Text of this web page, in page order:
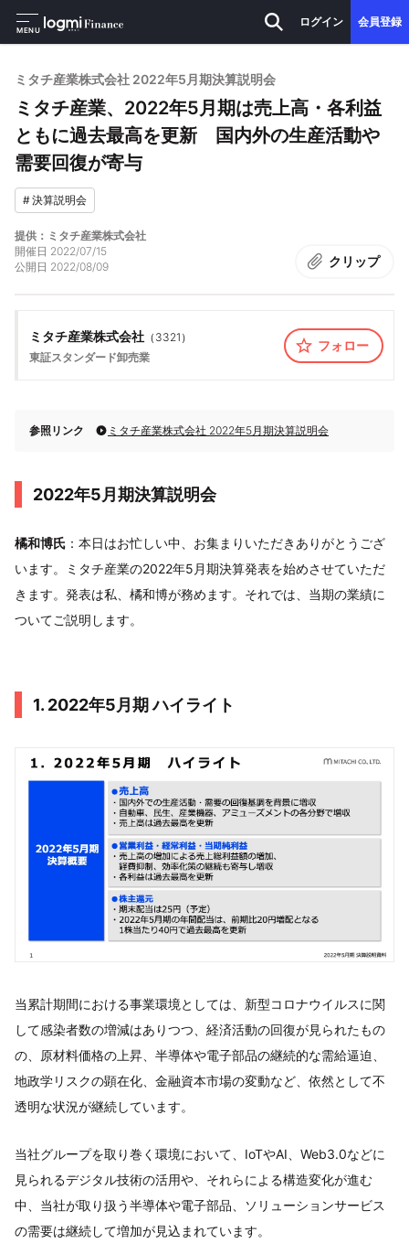
MENU
ログイン 会員登録
ミタチ産業株式会社 2022年5月期決算説明会
ミタチ産業、2022年5月期は売上高・各利益
ともに過去最高を更新 国内外の生産活動や
需要回復が寄与
#決算説明会
提供：ミタチ産業株式会社
開催日 2022/07/15
公開日 2022/08/09 クリップ
ミタチ産業株式会社 （ 3321 ）
東証スタンダード卸売業
フォロー
参照リンク ミタチ産業株式会社 2022年5月期決算説明会
2022年5月期決算説明会
橘和博氏 ：本日はお忙しい中、お集まりいただきありがとうござ
います。ミタチ産業の2022年5月期決算発表を始めさせていただ
きます。発表は私、橘和博が務めます。それでは、当期の業績に
ついてご説明します。
1. 2022年5月期 ハイライト
当累計期間における事業環境としては、新型コロナウイルスに関
して感染者数の増減はありつつ、経済活動の回復が見られたもの
の、原材料価格の上昇、半導体や電子部品の継続的な需給逼迫、
地政学リスクの顕在化、金融資本市場の変動など、依然として不
透明な状況が継続しています。
当社グループを取り巻く環境において、IoTやAI、Web3.0などに
見られるデジタル技術の活用や、それらによる構造変化が進む
中、当社が取り扱う半導体や電子部品、ソリューションサービス
の需要は継続して増加が見込まれています。